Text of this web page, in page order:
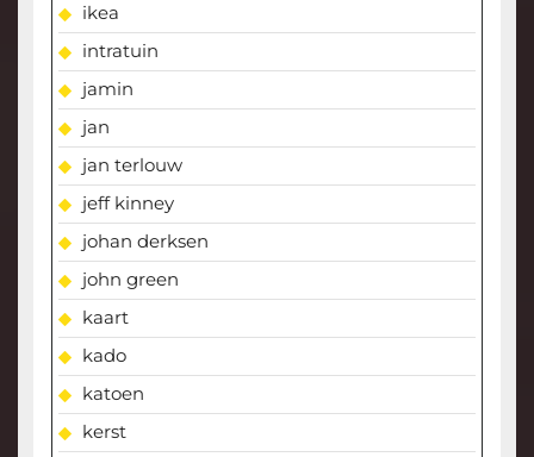
ikea
intratuin
jamin
jan
jan terlouw
jeff kinney
johan derksen
john green
kaart
kado
katoen
kerst